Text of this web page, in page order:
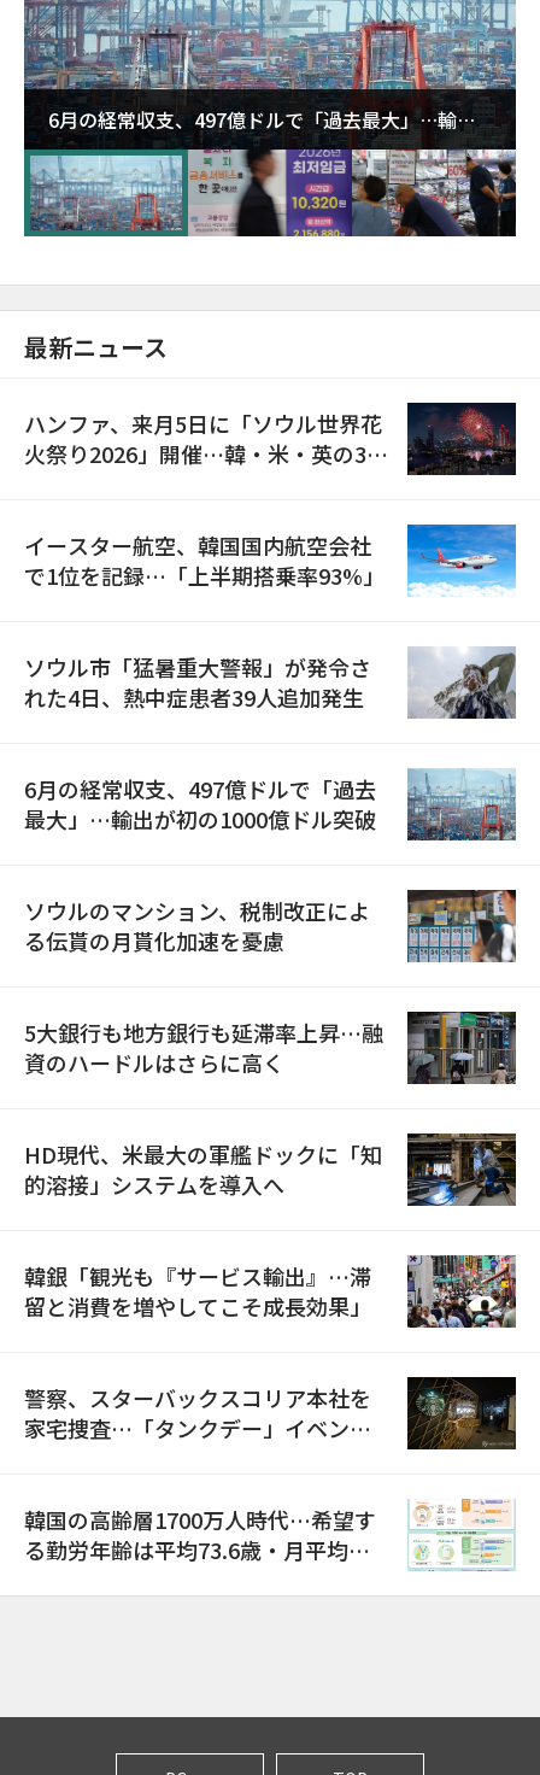
6月の経常収支、497億ドルで「過去最大」…輸出
が初の1000億ドル突破
最新ニュース
ハンファ、来月5日に「ソウル世界花
火祭り2026」開催…韓・米・英の3カ
イースター航空、韓国国内航空会社
で1位を記録…「上半期搭乗率93%」
ソウル市「猛暑重大警報」が発令さ
れた4日、熱中症患者39人追加発生
6月の経常収支、497億ドルで「過去
最大」…輸出が初の1000億ドル突破
ソウルのマンション、税制改正によ
る伝貰の月貰化加速を憂慮
5大銀行も地方銀行も延滞率上昇…融
資のハードルはさらに高く
HD現代、米最大の軍艦ドックに「知
的溶接」システムを導入へ
韓銀「観光も『サービス輸出』…滞
留と消費を増やしてこそ成長効果」
警察、スターバックスコリア本社を
家宅捜査…「タンクデー」イベント
韓国の高齢層1700万人時代…希望す
る勤労年齢は平均73.6歳・月平均賃